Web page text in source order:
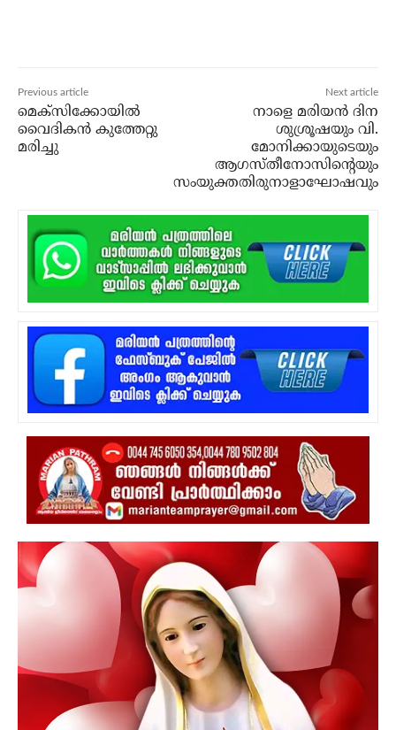
Previous article
മെക്‌സിക്കോയില്‍
വൈദികന്‍ കുത്തേറ്റു
മരിച്ചു
Next article
നാളെ മരിയന്‍ ദിന
ശുശ്രൂഷയും വി.
മോനിക്കായുടെയും
ആഗസ്തീനോസിന്‍റെയും
സംയുക്തതിരുനാളാഘോഷവും